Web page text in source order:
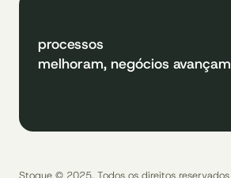
processos
melhoram, negócios avançam
Stoque © 2025. Todos os direitos reservados